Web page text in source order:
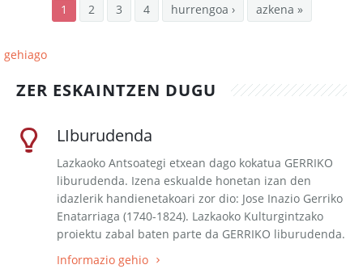
1 2 3 4 hurrengoa › azkena »
gehiago
ZER ESKAINTZEN DUGU
LIburudenda
Lazkaoko Antsoategi etxean dago kokatua GERRIKO
liburudenda. Izena eskualde honetan izan den
idazlerik handienetakoari zor dio: Jose Inazio Gerriko
Enatarriaga (1740-1824). Lazkaoko Kulturgintzako
proiektu zabal baten parte da GERRIKO liburudenda.
Informazio gehio